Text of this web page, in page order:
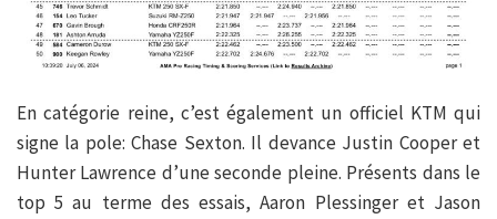
En catégorie reine, c’est également un officiel KTM qui
signe la pole: Chase Sexton. Il devance Justin Cooper et
Hunter Lawrence d’une seconde pleine. Présents dans le
top 5 au terme des essais, Aaron Plessinger et Jason